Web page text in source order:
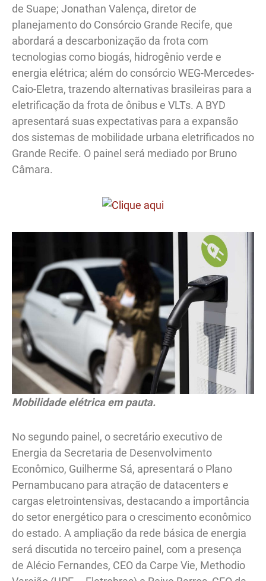
de Suape; Jonathan Valença, diretor de
planejamento do Consórcio Grande Recife, que
abordará a descarbonização da frota com
tecnologias como biogás, hidrogênio verde e
energia elétrica; além do consórcio WEG-Mercedes-
Caio-Eletra, trazendo alternativas brasileiras para a
eletrificação da frota de ônibus e VLTs. A BYD
apresentará suas expectativas para a expansão
dos sistemas de mobilidade urbana eletrificados no
Grande Recife. O painel será mediado por Bruno
Câmara.
Mobilidade elétrica em pauta.
No segundo painel, o secretário executivo de
Energia da Secretaria de Desenvolvimento
Econômico, Guilherme Sá, apresentará o Plano
Pernambucano para atração de datacenters e
cargas eletrointensivas, destacando a importância
do setor energético para o crescimento econômico
do estado. A ampliação da rede básica de energia
será discutida no terceiro painel, com a presença
de Alécio Fernandes, CEO da Carpe Vie, Methodio